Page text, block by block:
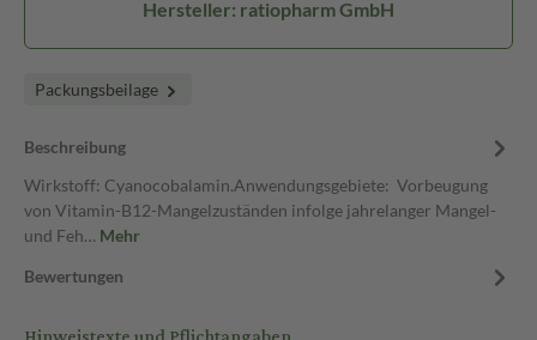
Hersteller: ratiopharm GmbH
Packungsbeilage
Beschreibung
Wirkstoff: Cyanocobalamin.Anwendungsgebiete: Vorbeugung
von Vitamin-B12-Mangelzuständen infolge jahrelanger Mangel-
und Feh… Mehr
Bewertungen